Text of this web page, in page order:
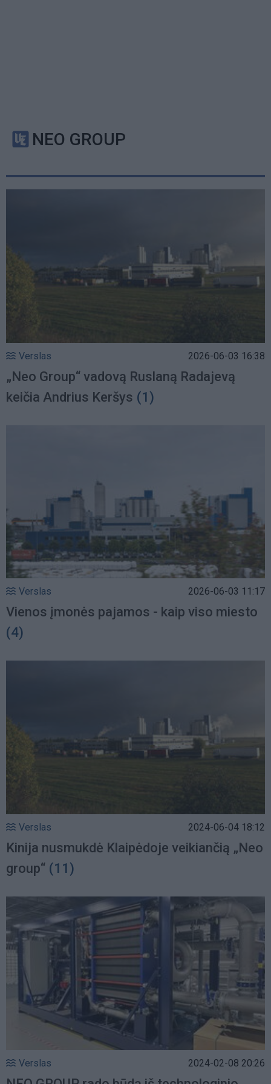
NEO GROUP
Verslas 2026-06-03 16:38
„Neo Group“ vadovą Ruslaną Radajevą
keičia Andrius Keršys (1)
Verslas 2026-06-03 11:17
Vienos įmonės pajamos - kaip viso miesto
(4)
Verslas 2024-06-04 18:12
Kinija nusmukdė Klaipėdoje veikiančią „Neo
group“ (11)
Verslas 2024-02-08 20:26